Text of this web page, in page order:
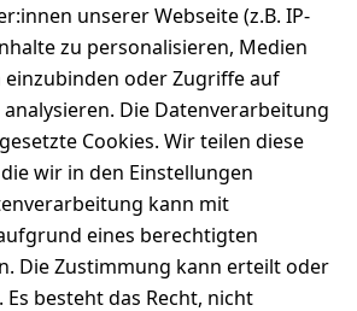
unserer Webseite (z.B. IP-
zu personalisieren, Medien
oder Zugriffe auf
Die Datenverarbeitung
Cookies. Wir teilen diese
wir in den Einstellungen
kann mit
eines berechtigten
Die Zustimmung kann erteilt oder
besteht das Recht, nicht